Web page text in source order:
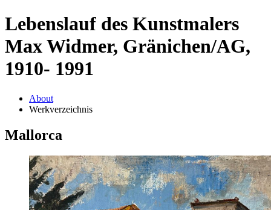
Lebenslauf des Kunstmalers
Max Widmer, Gränichen/AG,
1910- 1991
About
Werkverzeichnis
Mallorca